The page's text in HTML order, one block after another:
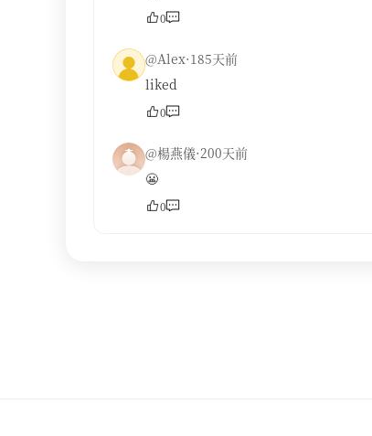
0
@Alex·185天前
liked
0
@楊燕儀·200天前
😬
0